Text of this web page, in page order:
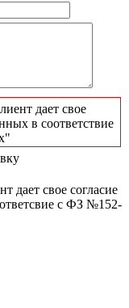
дает свое
в соответствие
дает свое согласие
с ФЗ №152-